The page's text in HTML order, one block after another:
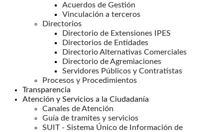
Acuerdos de Gestión
Vinculación a terceros
Directorios
Directorio de Extensiones IPES
Directorios de Entidades
Directorio Alternativas Comerciales
Directorio de Agremiaciones
Servidores Públicos y Contratistas
Procesos y Procedimientos
Transparencia
Atención y Servicios a la Ciudadanía
Canales de Atención
Guía de tramites y servicios
SUIT - Sistema Único de Información de